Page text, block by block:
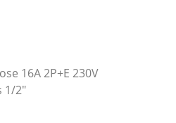
16A 2P+E 230V
1/2″